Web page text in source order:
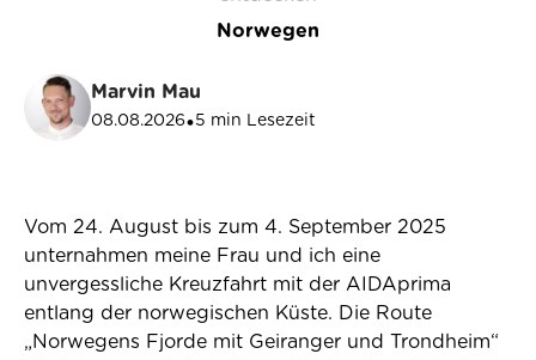
Norwegen
Marvin Mau
08.08.2026•5 min Lesezeit
Vom 24. August bis zum 4. September 2025
unternahmen meine Frau und ich eine
unvergessliche Kreuzfahrt mit der AIDAprima
entlang der norwegischen Küste. Die Route
„Norwegens Fjorde mit Geiranger und Trondheim“